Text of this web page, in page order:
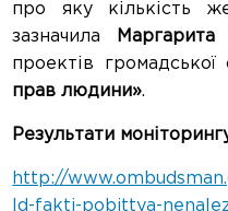
про яку кількість
зазначила
Маргарита
проектів громадської
прав людини».
Результати
http://
ld-fakti-pobittya-